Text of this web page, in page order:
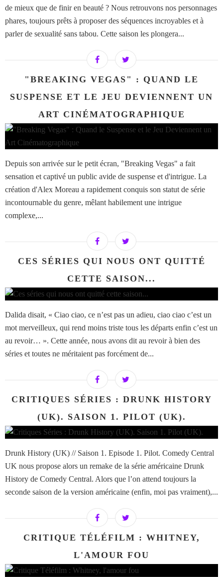
de mieux que de finir en beauté ? Nous retrouvons nos personnages
phares, toujours prêts à proposer des séquences incroyables et à
parler de sexualité sans tabou. Cette saison les plongera...
"BREAKING VEGAS" : QUAND LE
SUSPENSE ET LE JEU DEVIENNENT UN
ART CINÉMATOGRAPHIQUE
Depuis son arrivée sur le petit écran, "Breaking Vegas" a fait
sensation et captivé un public avide de suspense et d'intrigue. La
création d'Alex Moreau a rapidement conquis son statut de série
incontournable du genre, mêlant habilement une intrigue
complexe,...
CES SÉRIES QUI NOUS ONT QUITTÉ
CETTE SAISON...
Dalida disait, « Ciao ciao, ce n’est pas un adieu, ciao ciao c’est un
mot merveilleux, qui rend moins triste tous les départs enfin c’est un
au revoir… ». Cette année, nous avons dit au revoir à bien des
séries et toutes ne méritaient pas forcément de...
CRITIQUES SÉRIES : DRUNK HISTORY
(UK). SAISON 1. PILOT (UK).
Drunk History (UK) // Saison 1. Episode 1. Pilot. Comedy Central
UK nous propose alors un remake de la série américaine Drunk
History de Comedy Central. Alors que l’on attend toujours la
seconde saison de la version américaine (enfin, moi pas vraiment),...
CRITIQUE TÉLÉFILM : WHITNEY,
L'AMOUR FOU